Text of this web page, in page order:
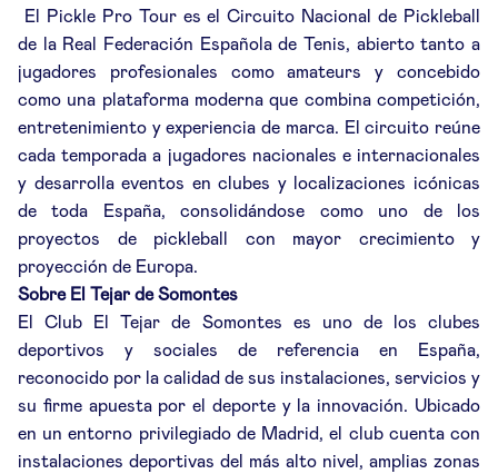
El Pickle Pro Tour es el Circuito Nacional de Pickleball
de la Real Federación Española de Tenis, abierto tanto a
jugadores profesionales como amateurs y concebido
como una plataforma moderna que combina competición,
entretenimiento y experiencia de marca. El circuito reúne
cada temporada a jugadores nacionales e internacionales
y desarrolla eventos en clubes y localizaciones icónicas
de toda España, consolidándose como uno de los
proyectos de pickleball con mayor crecimiento y
proyección de Europa.
Sobre El Tejar de Somontes
El Club El Tejar de Somontes es uno de los clubes
deportivos y sociales de referencia en España,
reconocido por la calidad de sus instalaciones, servicios y
su firme apuesta por el deporte y la innovación. Ubicado
en un entorno privilegiado de Madrid, el club cuenta con
instalaciones deportivas del más alto nivel, amplias zonas